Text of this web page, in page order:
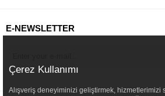
E-NEWSLETTER
Çerez Kullanımı
Alışveriş deneyiminizi geliştirmek, hizmetlerimizi